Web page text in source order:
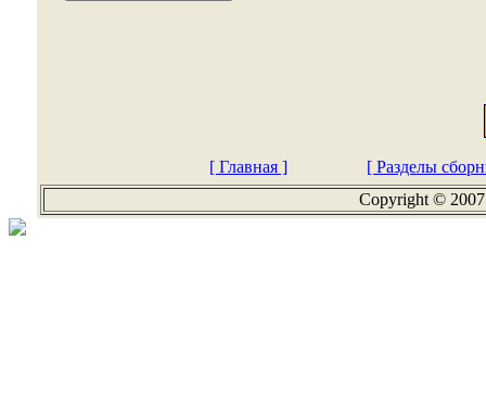
[ Главная ]
[ Разделы
Copyright ©